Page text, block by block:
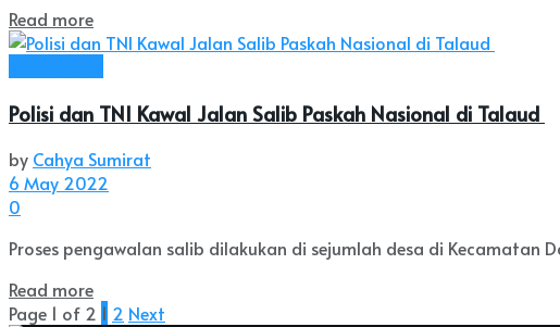
Read more
Polisi dan TNI Kawal Jalan Salib Paskah Nasional di Talaud
by Cahya Sumirat
6 May 2022
0
Proses pengawalan salib dilakukan di sejumlah desa di Kecamatan
Read more
Page 1 of 2 1 2 Next